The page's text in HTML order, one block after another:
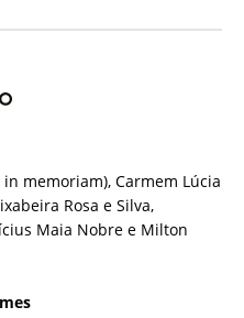
memoriam), Carmem Lúcia
Rosa e Silva,
Maia Nobre e Milton